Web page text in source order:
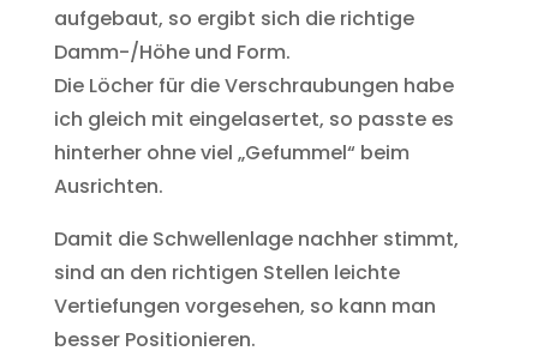
aufgebaut, so ergibt sich die richtige
Damm-/Höhe und Form.
Die Löcher für die Verschraubungen habe
ich gleich mit eingelasertet, so passte es
hinterher ohne viel „Gefummel“ beim
Ausrichten.
Damit die Schwellenlage nachher stimmt,
sind an den richtigen Stellen leichte
Vertiefungen vorgesehen, so kann man
besser Positionieren.